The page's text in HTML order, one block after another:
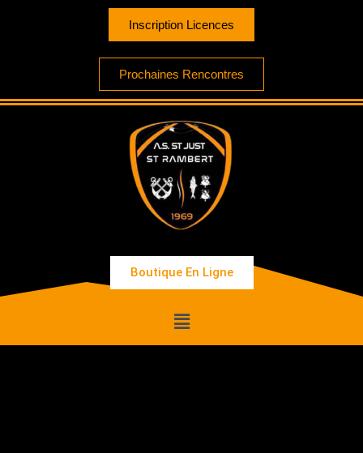
Inscription Licences
Prochaines Rencontres
Boutique En Ligne